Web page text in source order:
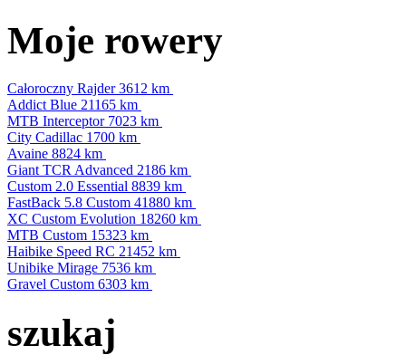
Moje rowery
Całoroczny Rajder3612 km
Addict Blue 21165 km
MTB Interceptor 7023 km
City Cadillac 1700 km
Avaine 8824 km
Giant TCR Advanced 2186 km
Custom 2.0 Essential 8839 km
FastBack 5.8 Custom 41880 km
XC Custom Evolution 18260 km
MTB Custom 15323 km
Haibike Speed RC 21452 km
Unibike Mirage 7536 km
Gravel Custom 6303 km
szukaj